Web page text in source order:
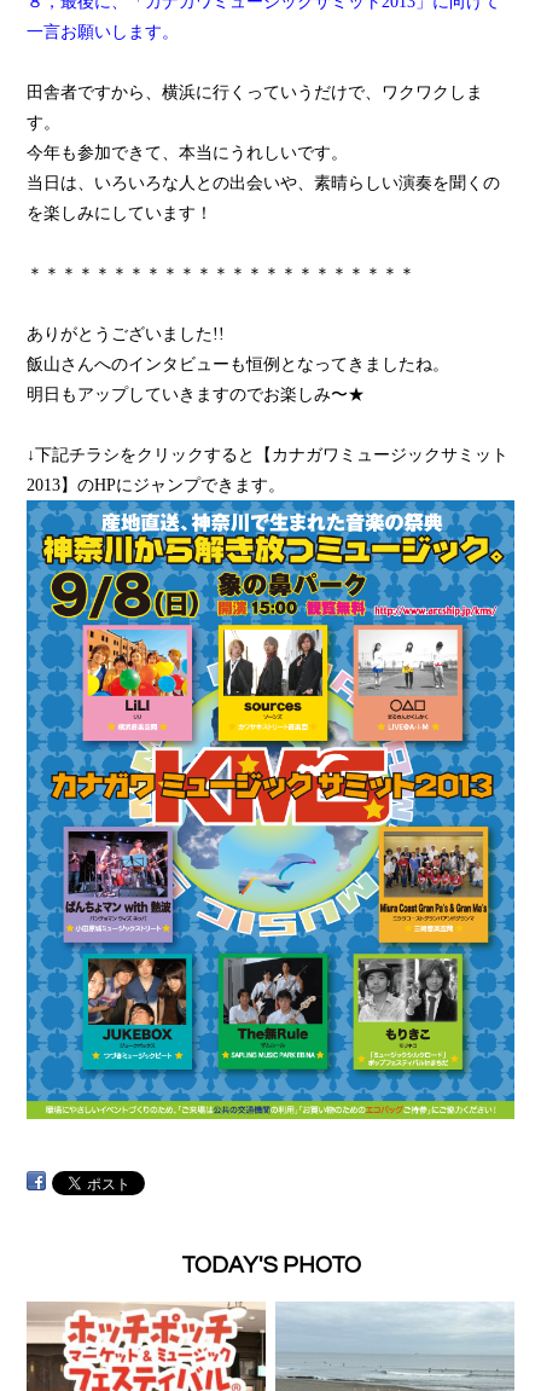
一言お願いします。
田舎者ですから、横浜に行くっていうだけで、ワクワクしま
す。
今年も参加できて、本当にうれしいです。
当日は、いろいろな人との出会いや、素晴らしい演奏を聞くの
を楽しみにしています！
＊＊＊＊＊＊＊＊＊＊＊＊＊＊＊＊＊＊＊＊＊＊＊
ありがとうございました!!
飯山さんへのインタビューも恒例となってきましたね。
明日もアップしていきますのでお楽しみ〜★
↓下記チラシをクリックすると【カナガワミュージックサミット
2013】のHPにジャンプできます。
TODAY'S PHOTO